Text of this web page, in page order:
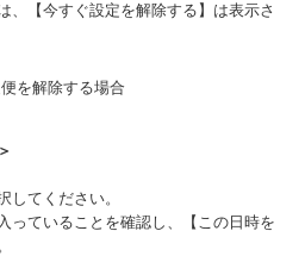
、【今すぐ設定を解除する】は表示さ
てください。
ていることを確認し、【この日時を